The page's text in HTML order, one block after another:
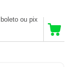
no boleto ou pix